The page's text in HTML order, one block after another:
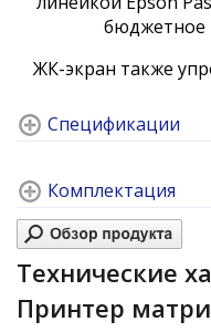
бюджетное
ЖК-экран также
Спецификации
Комплектация
Технические
Принтер